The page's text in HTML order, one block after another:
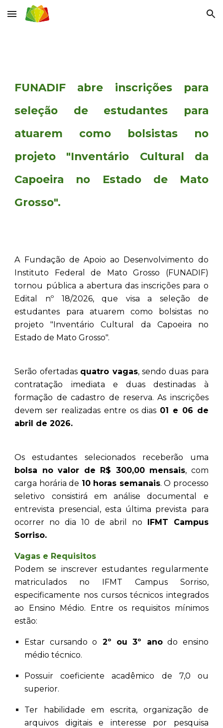
Skip to main content Skip to navigation
FUNADIF abre inscrições para
seleção de estudantes para
atuarem como bolsistas no
projeto "Inventário Cultural da
Capoeira no Estado de Mato
Grosso".
A Fundação de Apoio ao Desenvolvimento do
Instituto Federal de Mato Grosso (FUNADIF)
tornou pública a abertura das inscrições para o
Edital nº 18/2026, que visa a seleção de
estudantes para atuarem como bolsistas no
projeto "Inventário Cultural da Capoeira no
Estado de Mato Grosso".
Serão ofertadas quatro vagas, sendo duas para
contratação imediata e duas destinadas à
formação de cadastro de reserva. As inscrições
devem ser realizadas entre os dias 01 e 06 de
abril de 2026.
Os estudantes selecionados receberão uma
bolsa no valor de R$ 300,00 mensais, com
carga horária de 10 horas semanais. O processo
seletivo consistirá em análise documental e
entrevista presencial, esta última prevista para
ocorrer no dia 10 de abril no IFMT Campus
Sorriso.
Vagas e Requisitos
Podem se inscrever estudantes regularmente
matriculados no IFMT Campus Sorriso,
especificamente nos cursos técnicos integrados
ao Ensino Médio. Entre os requisitos mínimos
estão:
Estar cursando o 2º ou 3º anodo ensino
médio técnico.
Possuir coeficiente acadêmico de 7,0 ou
superior.
Ter habilidade em escrita, organização de
arquivos digitais e interesse por pesquisa